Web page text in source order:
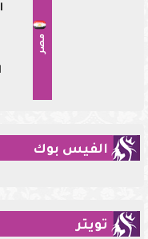
مصر
الفيس بوك
تويتر